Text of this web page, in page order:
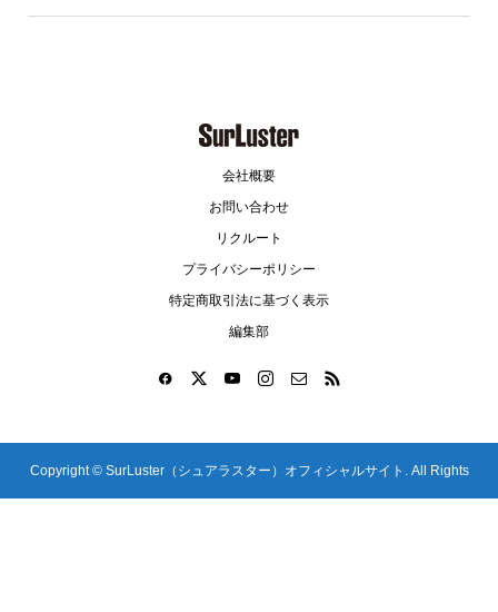
会社概要
お問い合わせ
リクルート
プライバシーポリシー
特定商取引法に基づく表示
編集部
Copyright ©SurLuster（シュアラスター）オフィシャルサイト. All Rights